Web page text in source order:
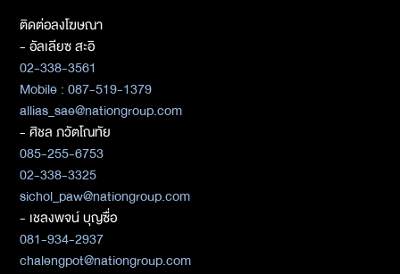
ติดต่อลงโฆษณา
- อัลเลียซ สะอิ
02-338-3561
Mobile : 087-519-1379
allias_sae@nationgroup.com
- ศิชล ภวัตโณทัย
085-255-6753
02-338-3325
sichol_paw@nationgroup.com
- เชลงพจน์ บุญซื่อ
081-934-2937
chalengpot@nationgroup.com